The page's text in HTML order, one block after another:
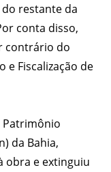
restante da
conta disso,
contrário do
e Fiscalização de
da Bahia,
obra e extinguiu